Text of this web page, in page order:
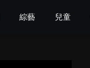
綜藝 兒童